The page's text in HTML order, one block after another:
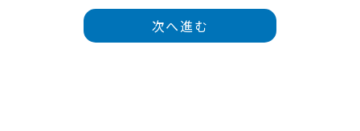
次へ進む